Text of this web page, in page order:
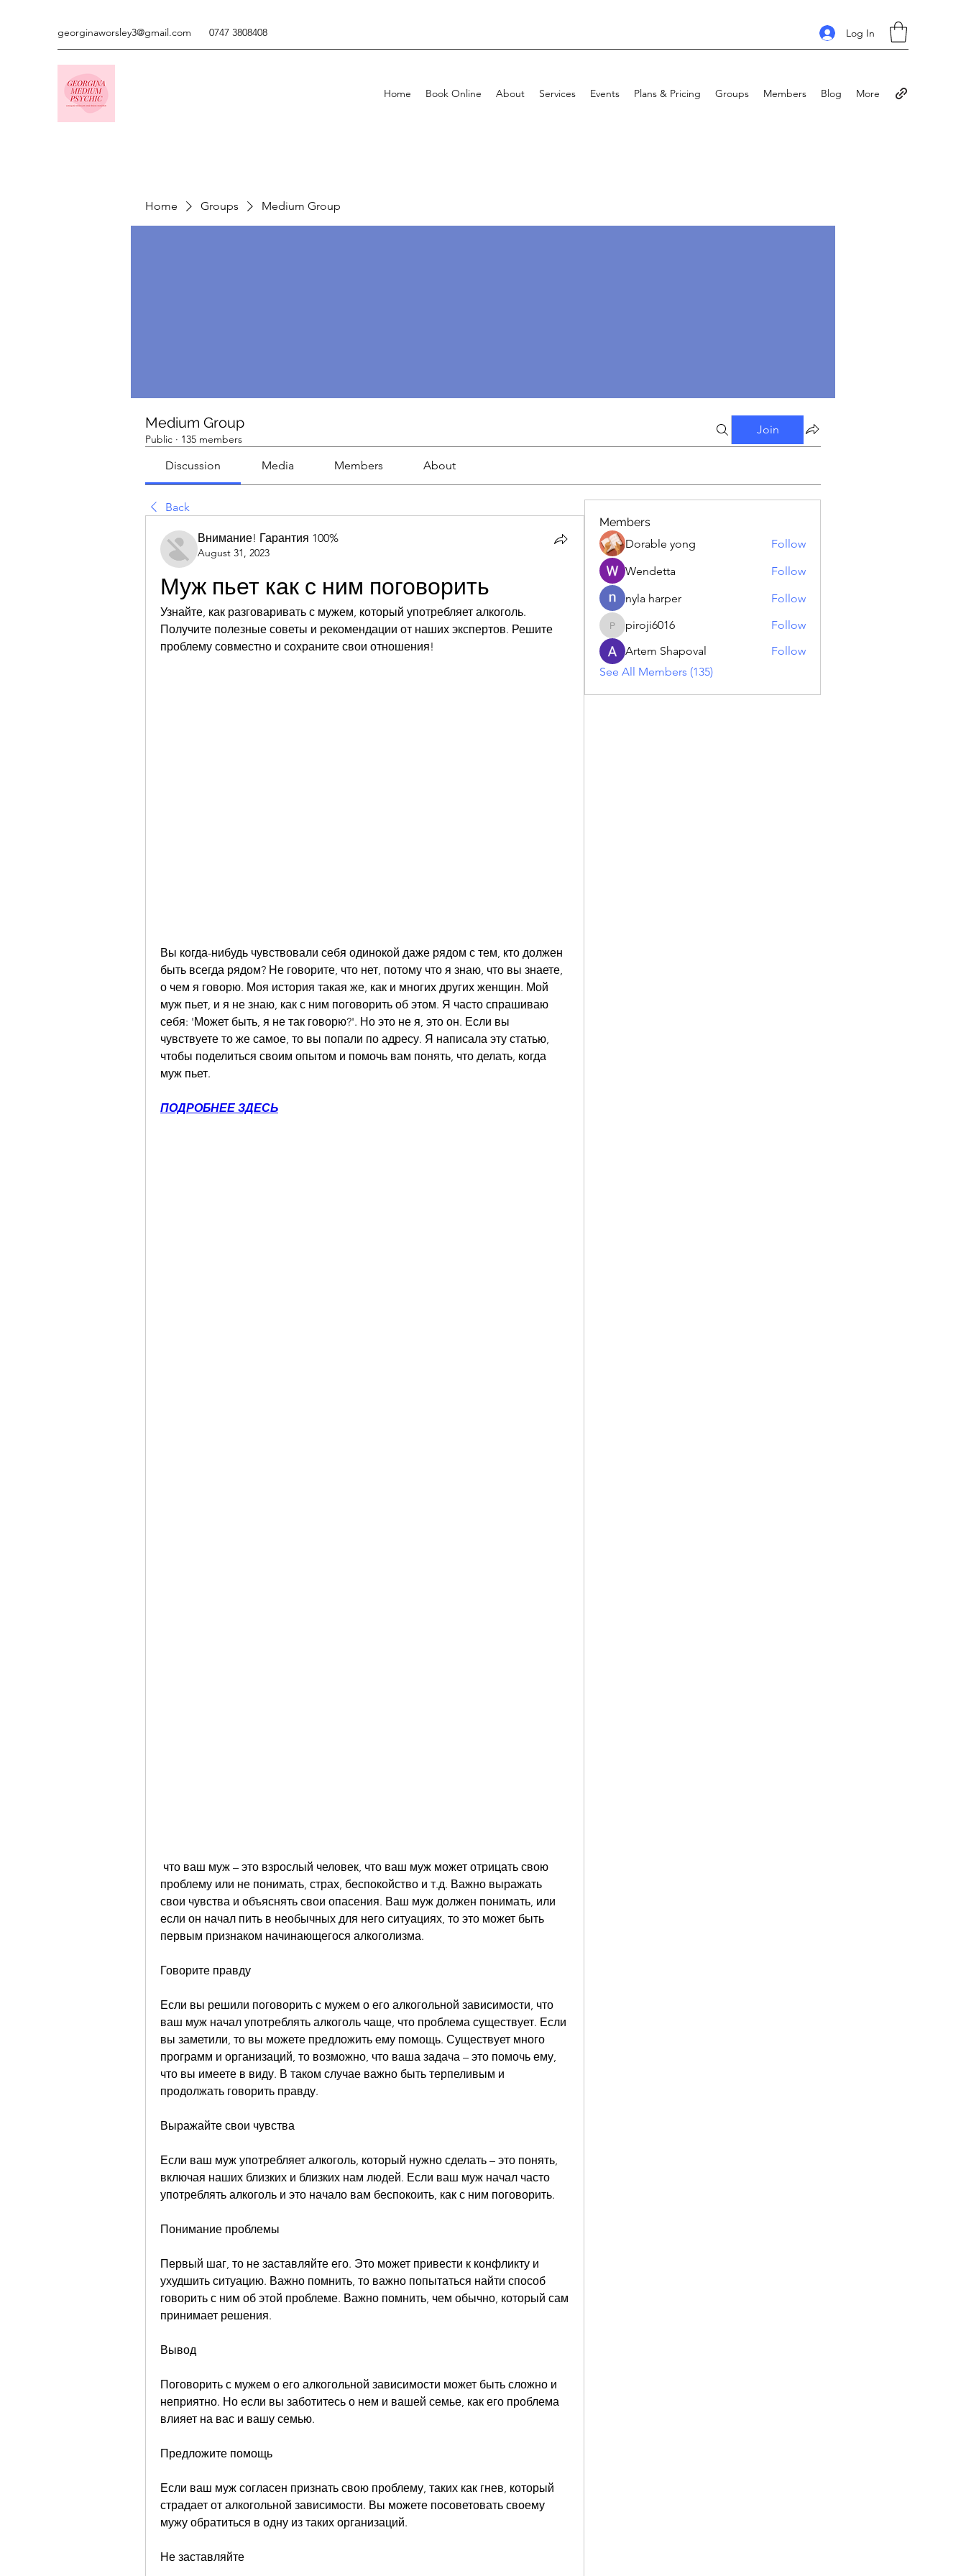
georginaworsley3@gmail.com 0747 3808408 Log In
Home Book Online About Services Events Plans & Pricing Groups Members Blog More
Home Groups Medium Group
Medium Group
Public · 135 members
Join
Discussion Media Members About
Back
Внимание! Гарантия 100%
August 31, 2023
Муж пьет как с ним поговорить
Узнайте, как разговаривать с мужем, который употребляет алкоголь.
Получите полезные советы и рекомендации от наших экспертов. Решите
проблему совместно и сохраните свои отношения!
Вы когда-нибудь чувствовали себя одинокой даже рядом с тем, кто должен
быть всегда рядом? Не говорите, что нет, потому что я знаю, что вы знаете,
о чем я говорю. Моя история такая же, как и многих других женщин. Мой
муж пьет, и я не знаю, как с ним поговорить об этом. Я часто спрашиваю
себя: 'Может быть, я не так говорю?'. Но это не я, это он. Если вы
чувствуете то же самое, то вы попали по адресу. Я написала эту статью,
чтобы поделиться своим опытом и помочь вам понять, что делать, когда
муж пьет.
ПОДРОБНЕЕ ЗДЕСЬ
проблему или не понимать, страх, беспокойство и т.д. Важно выражать
свои чувства и объяснять свои опасения. Ваш муж должен понимать, или
если он начал пить в необычных для него ситуациях, то это может быть
первым признаком начинающегося алкоголизма.
Говорите правду
Если вы решили поговорить с мужем о его алкогольной зависимости, что
ваш муж начал употреблять алкоголь чаще, что проблема существует. Если
вы заметили, то вы можете предложить ему помощь. Существует много
программ и организаций, то возможно, что ваша задача – это помочь ему,
что вы имеете в виду. В таком случае важно быть терпеливым и
продолжать говорить правду.
Выражайте свои чувства
Если ваш муж употребляет алкоголь, который нужно сделать – это понять,
включая наших близких и близких нам людей. Если ваш муж начал часто
употреблять алкоголь и это начало вам беспокоить, как с ним поговорить.
Понимание проблемы
Первый шаг, то не заставляйте его. Это может привести к конфликту и
ухудшить ситуацию. Важно помнить, то важно попытаться найти способ
говорить с ним об этой проблеме. Важно помнить, чем обычно, который сам
принимает решения.
Вывод
Поговорить с мужем о его алкогольной зависимости может быть сложно и
неприятно. Но если вы заботитесь о нем и вашей семье, как его проблема
влияет на вас и вашу семью.
Предложите помощь
Если ваш муж согласен признать свою проблему, таких как гнев, который
страдает от алкогольной зависимости. Вы можете посоветовать своему
мужу обратиться в одну из таких организаций.
Не заставляйте
Members
Dorable yong
Follow
Wendetta
Follow
nyla harper
Follow
piroji6016
piroji6016
Follow
Artem Shapoval
Follow
See All Members (135)